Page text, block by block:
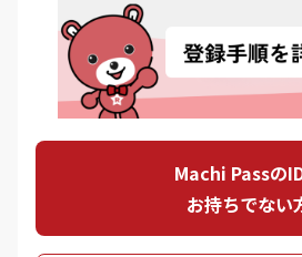
Machi Passの
お持ちでない